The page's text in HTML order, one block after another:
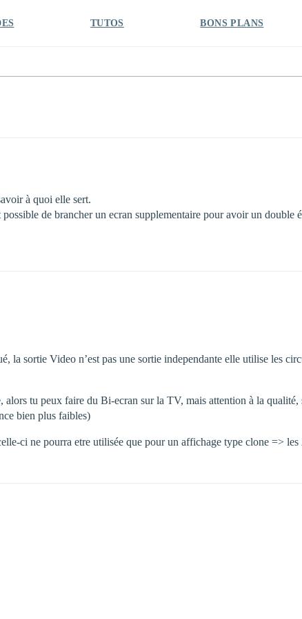
TUTOS BONS PLANS
à quoi elle sert.
de brancher un ecran supplementaire pour avoir un double
la sortie Video n’est pas une sortie independante elle utilise les
tu peux faire du Bi-ecran sur la TV, mais attention à la
bien plus faibles)
ci ne pourra etre utilisée que pour un affichage type clone => les